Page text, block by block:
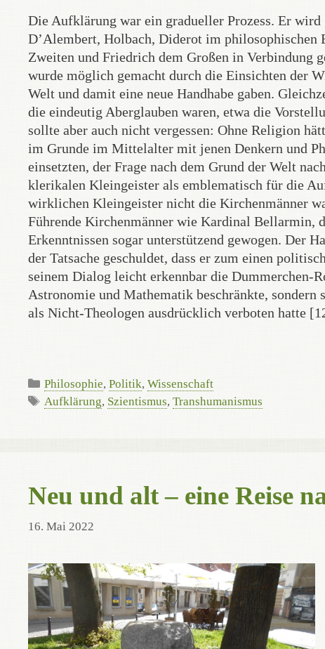
Die Aufklärung war ein gradueller Prozess. Er
D’Alembert, Holbach, Diderot im philosophischen
Zweiten und Friedrich dem Großen in Verbindung
wurde möglich gemacht durch die Einsichten der
Welt und damit eine neue Handhabe gaben.
die eindeutig Aberglauben waren, etwa die
sollte aber auch nicht vergessen: Ohne Religion
im Grunde im Mittelalter mit jenen Denkern und
einsetzten, der Frage nach dem Grund der Welt
klerikalen Kleingeister als emblematisch für die
wirklichen Kleingeister nicht die Kirchenmänner
Führende Kirchenmänner wie Kardinal Bellarmin,
Erkenntnissen sogar unterstützend gewogen. Der
der Tatsache geschuldet, dass er zum einen
seinem Dialog leicht erkennbar die Dummerchen-
Astronomie und Mathematik beschränkte,
als Nicht-Theologen ausdrücklich verboten hatte
Kategorien
Philosophie,Politik,Wissenschaft
Schlagwörter
Aufklärung, Szientismus,Transhumanismus
Neu und alt – eine Reise
16. Mai 2022